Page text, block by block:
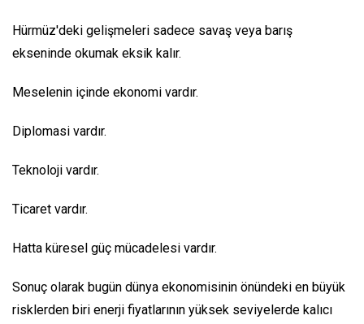
Hürmüz'deki gelişmeleri sadece savaş veya barış
ekseninde okumak eksik kalır.
Meselenin içinde ekonomi vardır.
Diplomasi vardır.
Teknoloji vardır.
Ticaret vardır.
Hatta küresel güç mücadelesi vardır.
Sonuç olarak bugün dünya ekonomisinin önündeki en büyük
risklerden biri enerji fiyatlarının yüksek seviyelerde kalıcı